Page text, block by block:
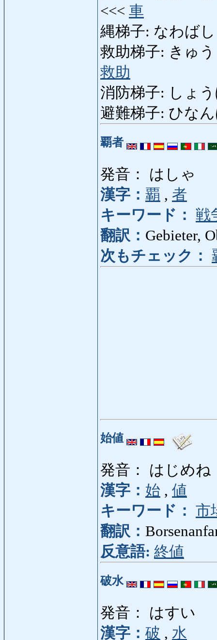
<<< 車
縄梯子: なわば
救助梯子: きゅ
救助
消防梯子: しょ
避難梯子: ひな
覇者
発音： はしゃ
漢字： 覇 , 者
キーワード： 戦
翻訳： Gebieter,
次もチェック：
始値
発音： はじめね
漢字： 始 , 値
キーワード： 市
翻訳：
反意語: 終値
破水
発音： はすい
漢字： 破 , 水